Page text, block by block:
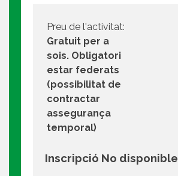
Preu de l'activitat:
Gratuit per a
sois. Obligatori
estar federats
(possibilitat de
contractar
assegurança
temporal)
Inscripció No disponible